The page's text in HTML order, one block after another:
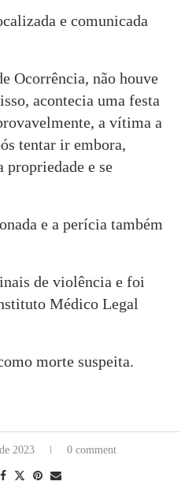
e comunicada
Ocorrência, não houve
acontecia uma festa
a vítima a
tentar ir embora,
propriedade e se
e a perícia também
de violência e foi
Médico Legal
morte suspeita.
2023 0 comment